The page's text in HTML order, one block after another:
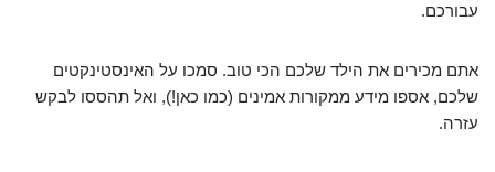
עבורכם.
אתם מכירים את הילד שלכם הכי טוב. סמכו על האינסטינקטים
שלכם, אספו מידע ממקורות אמינים (כמו כאן!), ואל תהססו לבקש
עזרה.